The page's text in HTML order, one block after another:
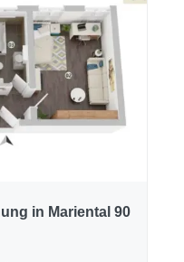
in Mariental 90